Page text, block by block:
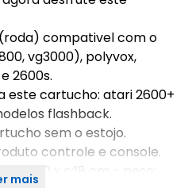
compativel com o
vg3000), polyvox,
2600s.
este cartucho: atari 2600+
flashback.
sem o estojo.
controle e console.
x a:10 x c:18 cm - peso:
mais